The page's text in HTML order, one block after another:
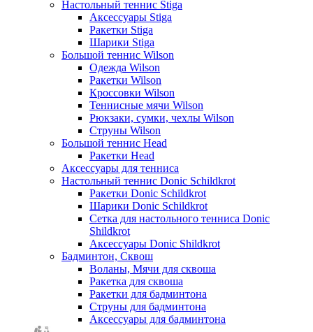
Настольный теннис Stiga
Аксессуары Stiga
Ракетки Stiga
Шарики Stiga
Большой теннис Wilson
Одежда Wilson
Ракетки Wilson
Кроссовки Wilson
Теннисные мячи Wilson
Рюкзаки, сумки, чехлы Wilson
Струны Wilson
Большой теннис Head
Ракетки Head
Аксессуары для тенниса
Настольный теннис Donic Schildkrot
Ракетки Donic Schildkrot
Шарики Donic Schildkrot
Сетка для настольного тенниса Donic
Shildkrot
Аксессуары Donic Shildkrot
Бадминтон, Сквош
Воланы, Мячи для сквоша
Ракетка для сквоша
Ракетки для бадминтона
Струны для бадминтона
Аксессуары для бадминтона